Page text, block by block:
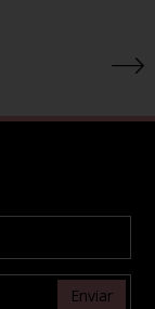
Enviar